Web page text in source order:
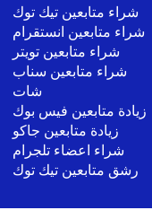
شراء متابعين تيك توك
شراء متابعين انستقرام
شراء متابعين تويتر
شراء متابعين سناب
شات
زيادة متابعين فيس بوك
زيادة متابعين جاكو
شراء اعضاء تلجرام
رشق متابعين تيك توك